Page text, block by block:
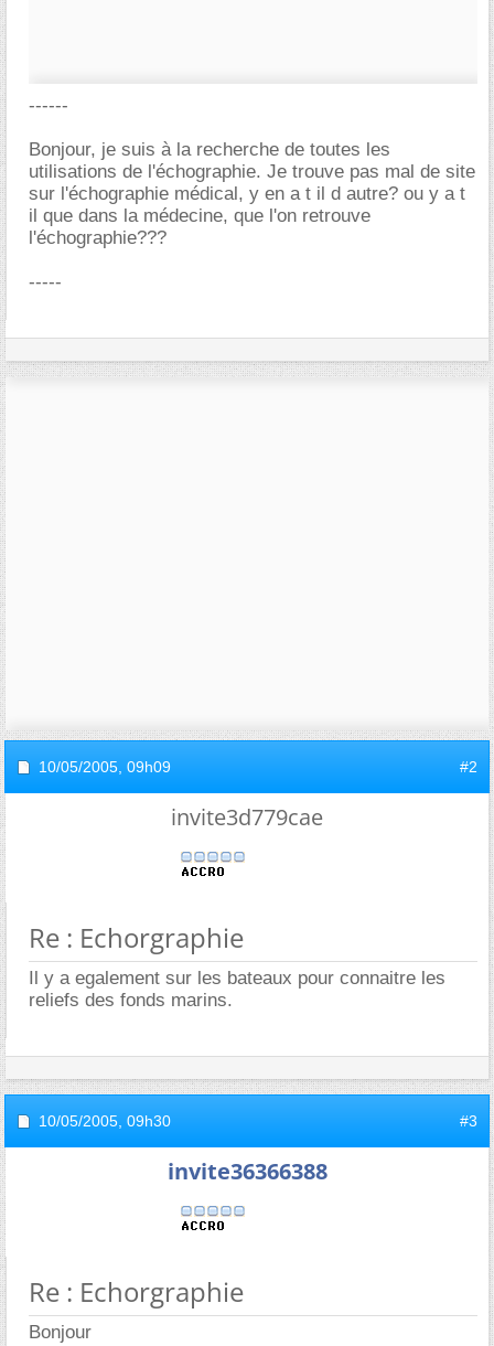
------
Bonjour, je suis à la recherche de toutes les
utilisations de l'échographie. Je trouve pas mal de site
sur l'échographie médical, y en a t il d autre? ou y a t
il que dans la médecine, que l'on retrouve
l'échographie???
-----
10/05/2005, 09h09 #2
invite3d779cae
Re : Echorgraphie
Il y a egalement sur les bateaux pour connaitre les
reliefs des fonds marins.
10/05/2005, 09h30 #3
invite36366388
Re : Echorgraphie
Bonjour